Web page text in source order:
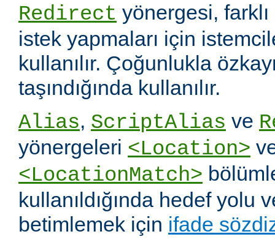
Redirect yönergesi,
istek yapmaları için
kullanılır. Çoğunlukla
taşındığında kullanılır.
Alias, ScriptAlias ve
yönergeleri <Location>
<LocationMatch>
kullanıldığında hedef yolu
betimlemek için ifade